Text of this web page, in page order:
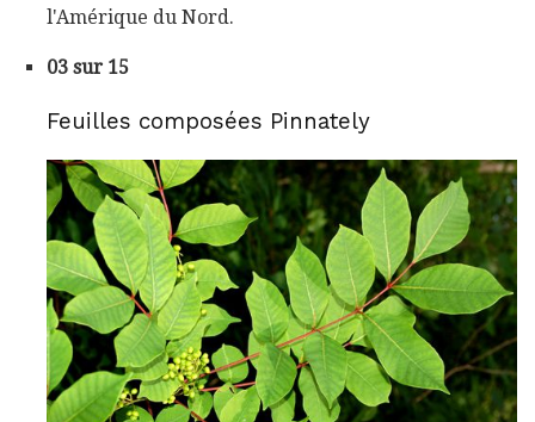
l'Amérique du Nord.
03 sur 15
Feuilles composées Pinnately